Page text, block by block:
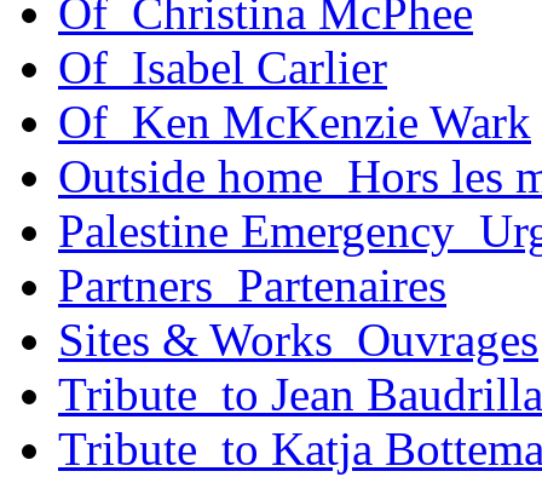
Of_Christina McPhee
Of_Isabel Carlier
Of_Ken McKenzie Wark
Outside home_Hors les
Palestine
Partners_Partenaires
Sites & Works_Ouvrages
Tribute_to Jean
Tribute_to Katja